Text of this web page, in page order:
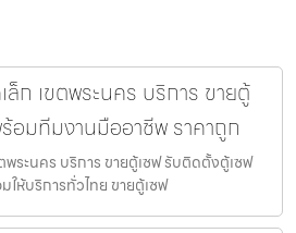
ล็ก เขตพระนคร บริการ ขายตู้
อมทีมงานมืออาชีพ ราคาถูก
พระนคร บริการ ขายตู้เซฟ รับติดตั้งตู้เซฟ
ห้บริการทั่วไทย ขายตู้เซฟ